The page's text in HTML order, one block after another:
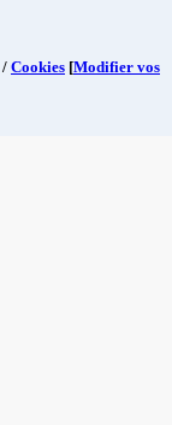
/ Cookies [Modifier vos